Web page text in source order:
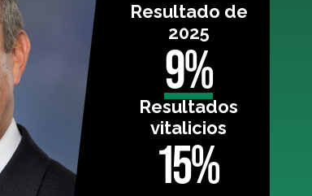
Resultado de
2025
9%
Resultados
vitalicios
15%